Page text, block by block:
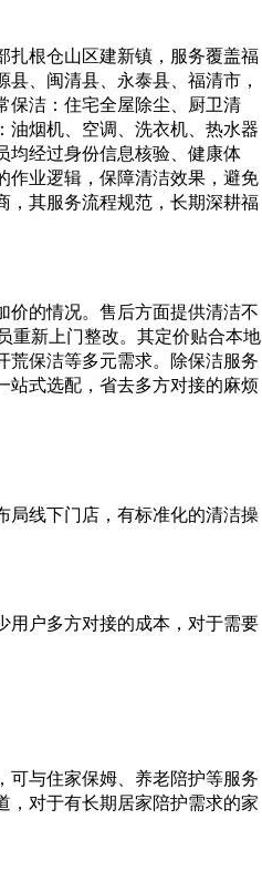
扎根仓山区建新镇，服务覆盖福
、闽清县、永泰县、福清市，
保洁：住宅全屋除尘、厨卫清
油烟机、空调、洗衣机、热水器
均经过身份信息核验、健康体
作业逻辑，保障清洁效果，避免
，其服务流程规范，长期深耕福
价的情况。售后方面提供清洁不
重新上门整改。其定价贴合本地
荒保洁等多元需求。除保洁服务
站式选配，省去多方对接的麻烦
局线下门店，有标准化的清洁操
用户多方对接的成本，对于需要
可与住家保姆、养老陪护等服务
，对于有长期居家陪护需求的家